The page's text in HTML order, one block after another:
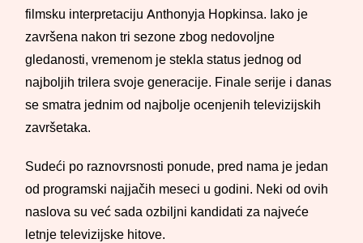
filmsku interpretaciju Anthonyja Hopkinsa. Iako je
završena nakon tri sezone zbog nedovoljne
gledanosti, vremenom je stekla status jednog od
najboljih trilera svoje generacije. Finale serije i danas
se smatra jednim od najbolje ocenjenih televizijskih
završetaka.
Sudeći po raznovrsnosti ponude, pred nama je jedan
od programski najjačih meseci u godini. Neki od ovih
naslova su već sada ozbiljni kandidati za najveće
letnje televizijske hitove.